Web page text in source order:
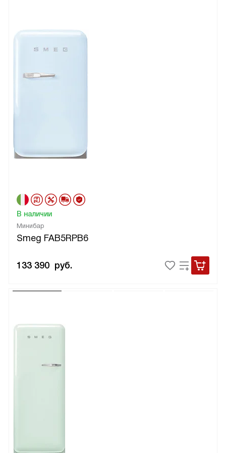
Минибар
Smeg FAB5RPB6
В наличии
133 390 руб.